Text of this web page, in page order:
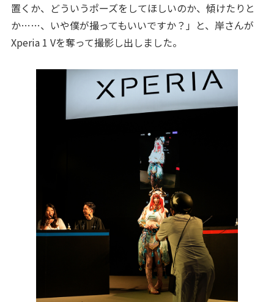
置くか、どういうポーズをしてほしいのか、傾けたりと
か……、いや僕が撮ってもいいですか？」と、岸さんが
Xperia 1 Vを奪って撮影し出しました。